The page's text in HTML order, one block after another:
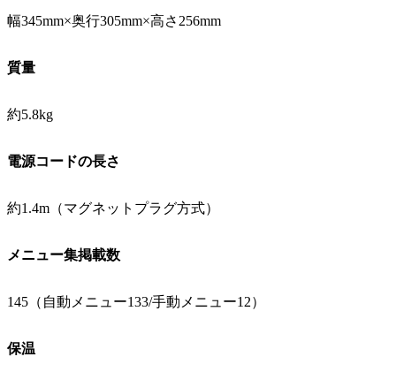
幅345mm×奥行305mm×高さ256mm
質量
約5.8kg
電源コードの長さ
約1.4m（マグネットプラグ方式）
メニュー集掲載数
145（自動メニュー133/手動メニュー12）
保温